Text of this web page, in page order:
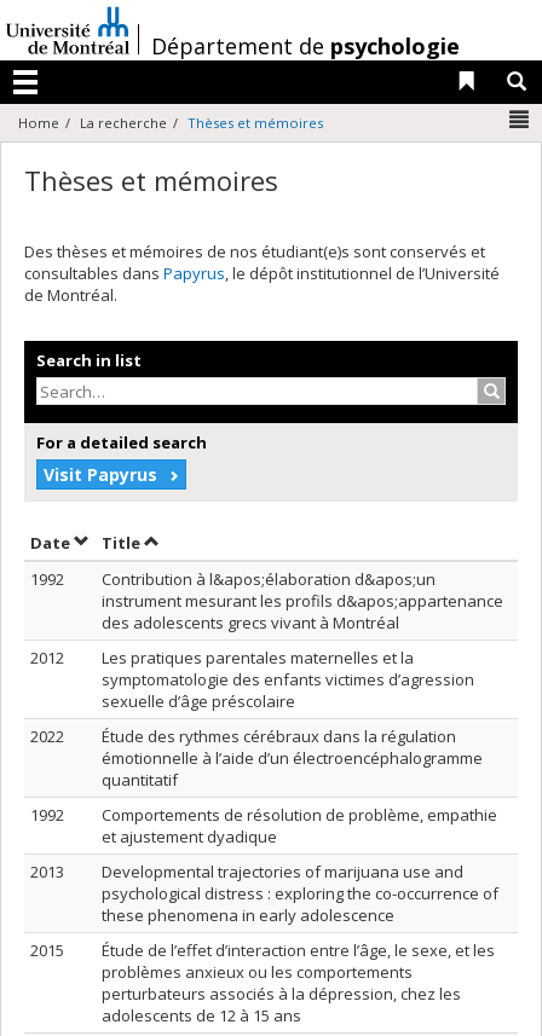
au
contenu
/Département de psychologie
Menu
Liens
Home La recherche Thèses et mémoires
Thèses et mémoires
Des thèses et mémoires de nos étudiant(e)s sont conservés et
consultables dans Papyrus, le dépôt institutionnel de l’Université
de Montréal.
Search in list
For a detailed search
Visit Papyrus
DateSort by date in descending order
TitleSort by title in descending order
1992
Contribution à l&apos;élaboration d&apos;un
instrument mesurant les profils d&apos;appartenance
des adolescents grecs vivant à Montréal
2012
Les pratiques parentales maternelles et la
symptomatologie des enfants victimes d’agression
sexuelle d’âge préscolaire
2022
Étude des rythmes cérébraux dans la régulation
émotionnelle à l’aide d’un électroencéphalogramme
quantitatif
1992
Comportements de résolution de problème, empathie
et ajustement dyadique
2013
Developmental trajectories of marijuana use and
psychological distress : exploring the co-occurrence of
these phenomena in early adolescence
2015
Étude de l’effet d’interaction entre l’âge, le sexe, et les
problèmes anxieux ou les comportements
perturbateurs associés à la dépression, chez les
adolescents de 12 à 15 ans